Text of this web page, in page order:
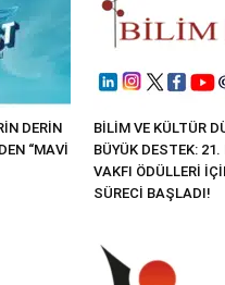
DERİN
“MAVİ
BİLİM VE KÜLTÜR
BÜYÜK DESTEK:
VAKFI ÖDÜLLERİ
SÜRECİ BAŞLADI!